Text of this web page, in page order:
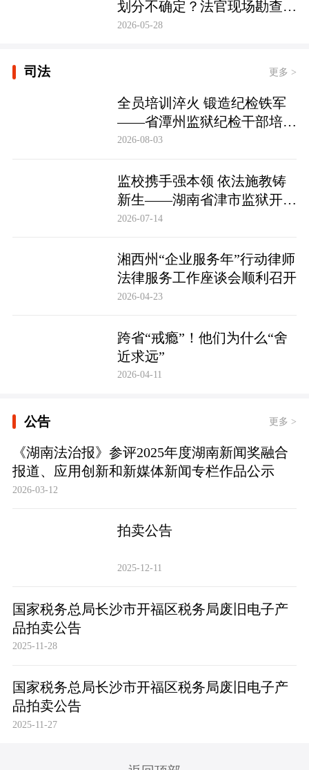
划分不确定？法官现场勘查定
争纷
2026-05-28
司法 更多 >
全员培训淬火 锻造纪检铁军
——省潭州监狱纪检干部培训
实现全覆盖
2026-08-03
监校携手强本领 依法施教铸
新生——湖南省津市监狱开展
基层警察教育改造专项技能培
2026-07-14
湘西州“企业服务年”行动律师
法律服务工作座谈会顺利召开
2026-04-23
跨省“戒瘾”！他们为什么“舍
近求远”
2026-04-11
公告 更多 >
《湖南法治报》参评2025年度湖南新闻奖融合
报道、应用创新和新媒体新闻专栏作品公示
2026-03-12
拍卖公告
2025-12-11
国家税务总局长沙市开福区税务局废旧电子产
品拍卖公告
2025-11-28
国家税务总局长沙市开福区税务局废旧电子产
品拍卖公告
2025-11-27